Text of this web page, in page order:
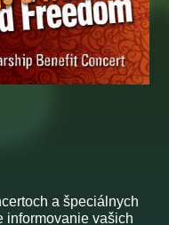
a špeciálnych
informovanie vašich